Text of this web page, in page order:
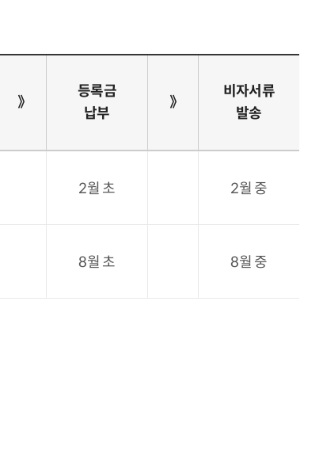
》
등록금
납부
》
비자서류
발송
2월 초 2월 중
8월 초 8월 중